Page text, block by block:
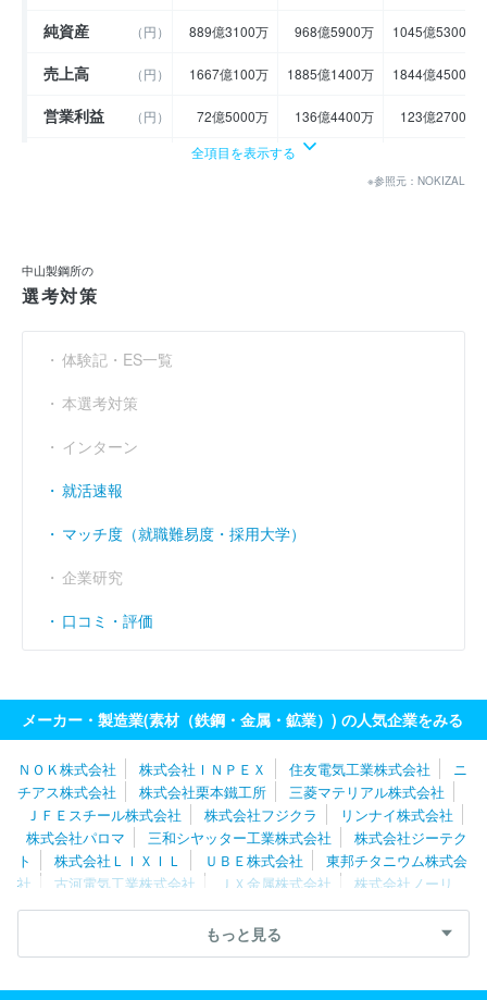
純資産 （円） 889億3100万 968億5900万 1045億5300万
売上高 （円） 1667億100万 1885億1400万 1844億4500万
営業利益 （円） 72億5000万 136億4400万 123億2700万
66億5400万
売上伸び率
営業利益率 （％） 4.35 7.24 6.68
経常利益率 （％）
全項目を表示する
※参照元：NOKIZAL
中山製鋼所の
選考対策
体験記・ES一覧
本選考対策
インターン
就活速報
マッチ度（就職難易度・採用大学）
企業研究
口コミ・評価
メーカー・製造業(素材（鉄鋼・金属・鉱業）) の人気企業をみる
ＮＯＫ株式会社 株式会社ＩＮＰＥＸ 住友電気工業株式会社
ニ
チアス株式会社
株式会社栗本鐵工所
三菱マテリアル株式会社
ＪＦＥスチール株式会社
株式会社フジクラ
リンナイ株式会社
株式会社パロマ
三和シヤッター工業株式会社
株式会社ジーテク
ト
株式会社ＬＩＸＩＬ ＵＢＥ株式会社
東邦チタニウム株式会
社
古河電気工業株式会社 ＪＸ金属株式会社
株式会社ノーリ
ツ
株式会社ＳＵＭＣＯ 大日製罐株式会社
株式会社フジマッ
山陽特殊製鋼株式会社
株式会社ＵＡＣ
Ｊ
もっと見る